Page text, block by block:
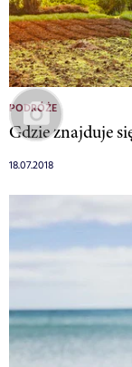
PODRÓŻE
Gdzie znajduje
18.07.2018